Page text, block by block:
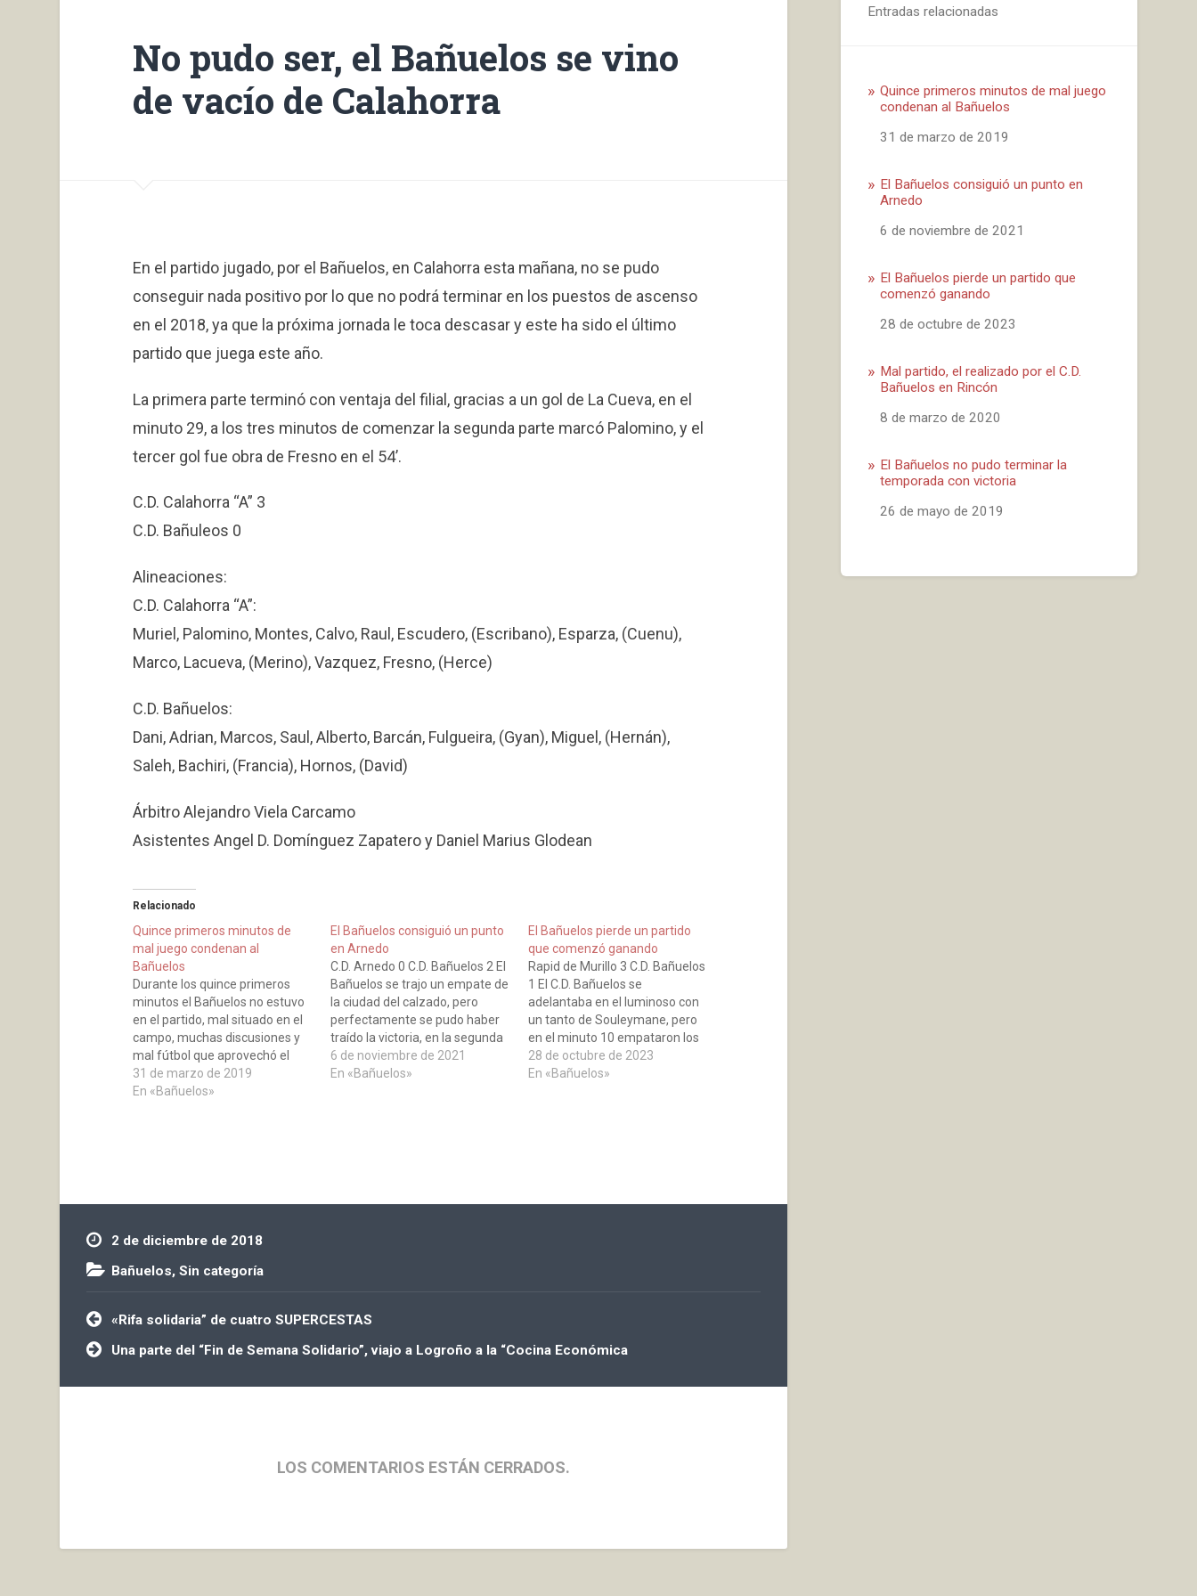
No pudo ser, el Bañuelos se vino
de vacío de Calahorra
En el partido jugado, por el Bañuelos, en Calahorra esta mañana, no se pudo
conseguir nada positivo por lo que no podrá terminar en los puestos de ascenso
en el 2018, ya que la próxima jornada le toca descasar y este ha sido el último
partido que juega este año.
La primera parte terminó con ventaja del filial, gracias a un gol de La Cueva, en el
minuto 29, a los tres minutos de comenzar la segunda parte marcó Palomino, y el
tercer gol fue obra de Fresno en el 54’.
C.D. Calahorra “A” 3
C.D. Bañuleos 0
Alineaciones:
C.D. Calahorra “A”:
Muriel, Palomino, Montes, Calvo, Raul, Escudero, (Escribano), Esparza, (Cuenu),
Marco, Lacueva, (Merino), Vazquez, Fresno, (Herce)
C.D. Bañuelos:
Dani, Adrian, Marcos, Saul, Alberto, Barcán, Fulgueira, (Gyan), Miguel, (Hernán),
Saleh, Bachiri, (Francia), Hornos, (David)
Árbitro Alejandro Viela Carcamo
Asistentes Angel D. Domínguez Zapatero y Daniel Marius Glodean
Relacionado
Quince primeros minutos de
mal juego condenan al
Bañuelos
Durante los quince primeros
minutos el Bañuelos no estuvo
en el partido, mal situado en el
campo, muchas discusiones y
mal fútbol que aprovechó el
filial del Calahorra para marcar
dos goles, uno en el minuto 10
31 de marzo de 2019
En «Bañuelos»
El Bañuelos consiguió un punto
en Arnedo
C.D. Arnedo 0 C.D. Bañuelos 2 El
Bañuelos se trajo un empate de
la ciudad del calzado, pero
perfectamente se pudo haber
traído la victoria, en la segunda
mitad, si hubiera acertado
alguna de las diversas
6 de noviembre de 2021
En «Bañuelos»
El Bañuelos pierde un partido
que comenzó ganando
Rapid de Murillo 3 C.D. Bañuelos
1 El C.D. Bañuelos se
adelantaba en el luminoso con
un tanto de Souleymane, pero
en el minuto 10 empataron los
de casa con un gol de Andrés,
dos minutos después marcó el
28 de octubre de 2023
En «Bañuelos»
2 de diciembre de 2018
Bañuelos,Sin categoría
Navegación
de
entradas
«Rifa solidaria” de cuatro SUPERCESTAS
Una parte del “Fin de Semana Solidario”, viajo a Logroño a la “Cocina Económica
LOS COMENTARIOS ESTÁN CERRADOS.
Entradas relacionadas
Quince primeros minutos de mal juego
condenan al Bañuelos
Fecha
31 de marzo de 2019
El Bañuelos consiguió un punto en
Arnedo
Fecha
6 de noviembre de 2021
El Bañuelos pierde un partido que
comenzó ganando
Fecha
28 de octubre de 2023
Mal partido,‭ ‬el realizado por el C.D.‭
‬Bañuelos en Rincón
Fecha
8 de marzo de 2020
El Bañuelos no pudo terminar la
temporada con victoria
Fecha
26 de mayo de 2019